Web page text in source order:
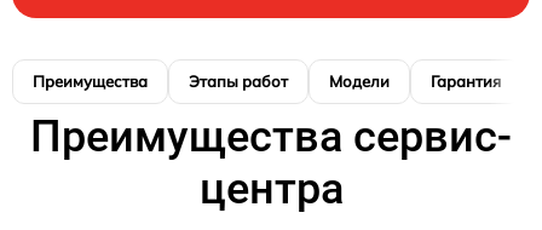
Преимущества Этапы работ Модели Гарантия
Преимущества сервис-
центра